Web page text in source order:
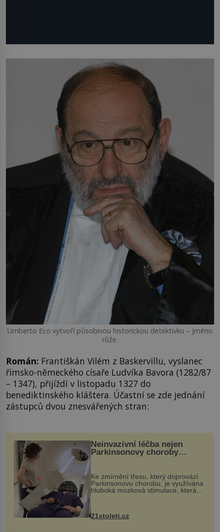
Umberto Eco vytvoří působivou historickou detektivku – Jméno
růže.
Román: Františkán Vilém z Baskervillu, vyslanec
římsko-německého císaře Ludvíka Bavora (1282/87
– 1347), přijíždí v listopadu 1327 do
benediktinského kláštera. Účastní se zde jednání
zástupců dvou znesvářených stran:
Neinvazivní léčba nejen
Parkinsonovy choroby
Ke zmírnění třesu, který doprovází
Parkinsonovu chorobu, je využívána
hluboká mozková stimulace, která
však vyžaduje vysoce invazivní
k dostatečně přesnému zacílení ...
21stoleti.cz